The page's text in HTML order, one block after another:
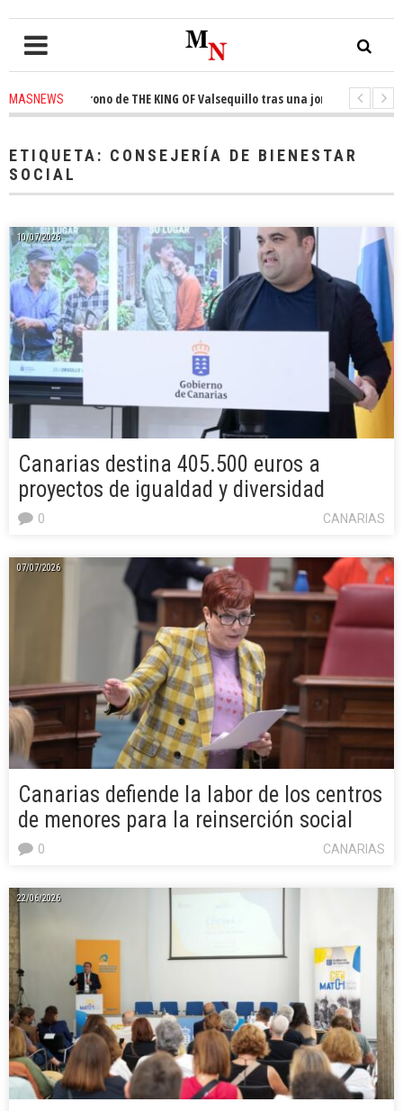
MASNEWS
trono de THE KING OF Valsequillo tras una jornada de baloncesto
ETIQUETA: CONSEJERÍA DE BIENESTAR
SOCIAL
10/07/2026
Canarias destina 405.500 euros a
proyectos de igualdad y diversidad
CANARIAS
0
07/07/2026
Canarias defiende la labor de los centros
de menores para la reinserción social
CANARIAS
0
22/06/2026